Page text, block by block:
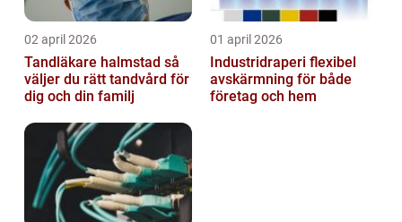
02 april 2026
Tandläkare halmstad så
väljer du rätt tandvård för
dig och din familj
01 april 2026
Industridraperi flexibel
avskärmning för både
företag och hem